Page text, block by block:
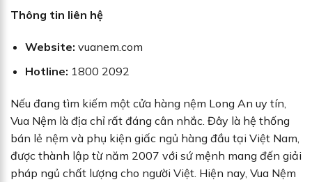
Thông tin liên hệ
Website: vuanem.com
Hotline: 1800 2092
Nếu đang tìm kiếm một cửa hàng nệm Long An uy tín,
Vua Nệm là địa chỉ rất đáng cân nhắc. Đây là hệ thống
bán lẻ nệm và phụ kiện giấc ngủ hàng đầu tại Việt Nam,
được thành lập từ năm 2007 với sứ mệnh mang đến giải
pháp ngủ chất lượng cho người Việt. Hiện nay, Vua Nệm